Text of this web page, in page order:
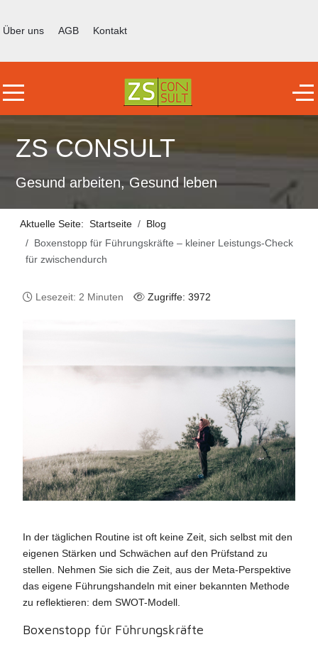
Über uns AGB Kontakt
Mobile Menu Toggle
ZS CONSULT
Gesund arbeiten, Gesund leben
Aktuelle Seite:Startseite
Blog
Boxenstopp für Führungskräfte – kleiner Leistungs-Check
für zwischendurch
Lesezeit: 2 Minuten Zugriffe: 3972
In der täglichen Routine ist oft keine Zeit, sich selbst mit den
eigenen Stärken und Schwächen auf den Prüfstand zu
stellen. Nehmen Sie sich die Zeit, aus der Meta-Perspektive
das eigene Führungshandeln mit einer bekannten Methode
zu reflektieren: dem SWOT-Modell.
Boxenstopp für Führungskräfte